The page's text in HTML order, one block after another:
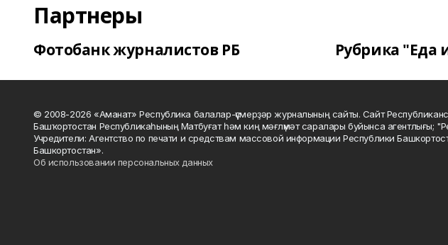
Партнеры
Фотобанк журналистов РБ Рубрика "Еда
© 2008-2026 «Аманат» Республика балалар-үҫмерҙәр журналының сайты. Сайт
Башҡортостан Республикаһының Матбуғат һәм киң мәғлүмәт саралары буйынса агентлығы;
Учредители: Агентство по печати и средствам массовой информации Республики
Башкортостан».
Об использовании персональных данных